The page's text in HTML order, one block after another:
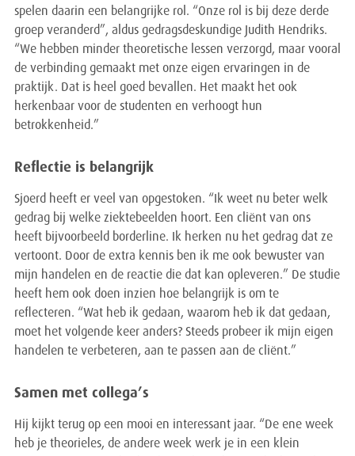
spelen daarin een belangrijke rol. “Onze rol is bij deze derde
groep veranderd”, aldus gedragsdeskundige Judith Hendriks.
“We hebben minder theoretische lessen verzorgd, maar vooral
de verbinding gemaakt met onze eigen ervaringen in de
praktijk. Dat is heel goed bevallen. Het maakt het ook
herkenbaar voor de studenten en verhoogt hun
betrokkenheid.”
Reflectie is belangrijk
Sjoerd heeft er veel van opgestoken. “Ik weet nu beter welk
gedrag bij welke ziektebeelden hoort. Een cliënt van ons
heeft bijvoorbeeld borderline. Ik herken nu het gedrag dat ze
vertoont. Door de extra kennis ben ik me ook bewuster van
mijn handelen en de reactie die dat kan opleveren.” De studie
heeft hem ook doen inzien hoe belangrijk is om te
reflecteren. “Wat heb ik gedaan, waarom heb ik dat gedaan,
moet het volgende keer anders? Steeds probeer ik mijn eigen
handelen te verbeteren, aan te passen aan de cliënt.”
Samen met collega’s
Hij kijkt terug op een mooi en interessant jaar. “De ene week
heb je theorieles, de andere week werk je in een klein